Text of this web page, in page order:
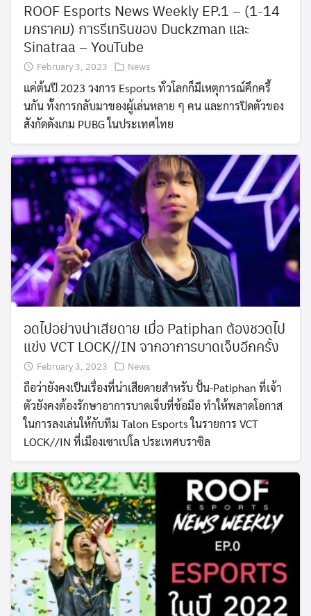
ROOF Esports News Weekly EP.1 – (1-14
มกราคม) การรีเทรินของ Duckzman และ
Sinatraa – YouTube
February 3, 2023 News
แค่ต้นปี 2023 วงการ Esports ทั่วโลกก็มีเหตุการณ์คึกครึ้
นกัน ทั้งการกลับมาของผู้เล่นหลาย ๆ คน และการปิดตัวของ
สังกัดดังเกม PUBG ในประเทศไทย
อดไปอย่างน่าเสียดาย เมื่อ Patiphan ต้องชวดไป
แข่ง VCT LOCK//IN จากอาการบาดเจ็บอีกครั้ง
February 3, 2023 News
ถือว่ายังคงเป็นเรื่องที่น่าเสียดายสำหรับ ปั้น-Patiphan ที่เจ้า
ตัวยังคงต้องรักษาอาการบาดเจ็บที่ข้อมือ ทำให้พลาดโอกาส
ในการลงเล่นให้กับทีม Talon Esports ในรายการ VCT
LOCK//IN ที่เมืองเซาเปโล ประเทศบราซิล